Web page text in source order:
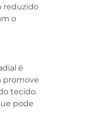
reduzido
o
é
promove
tecido.
pode